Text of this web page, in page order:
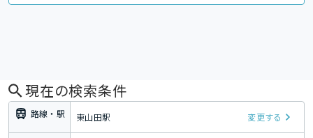
現在の検索条件
路線・駅 東山田駅 変更する